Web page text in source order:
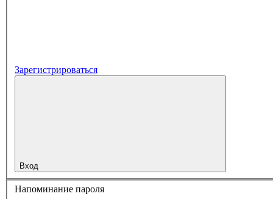
Зарегистрироваться
Вход
Напоминание пароля